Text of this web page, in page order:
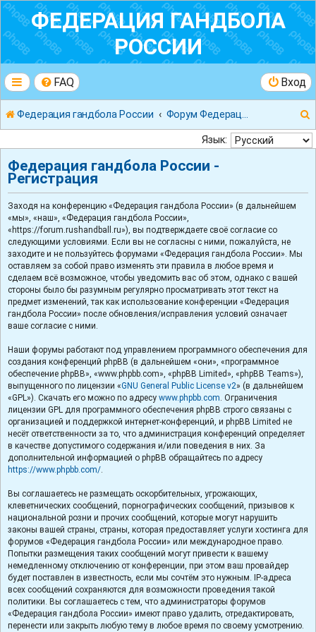
ФЕДЕРАЦИЯ ГАНДБОЛА
РОССИИ
FAQ Вход
Федерация гандбола России
Язык:
Федерация гандбола России -
Регистрация
Заходя на конференцию «Федерация гандбола России» (в дальнейшем
«мы», «наш», «Федерация гандбола России»,
«https://forum.rushandball.ru»), вы подтверждаете своё согласие со
следующими условиями. Если вы не согласны с ними, пожалуйста, не
заходите и не пользуйтесь форумами «Федерация гандбола России». Мы
оставляем за собой право изменять эти правила в любое время и
сделаем всё возможное, чтобы уведомить вас об этом, однако с вашей
стороны было бы разумным регулярно просматривать этот текст на
предмет изменений, так как использование конференции «Федерация
гандбола России» после обновления/исправления условий означает
ваше согласие с ними.
Наши форумы работают под управлением программного обеспечения для
создания конференций phpBB (в дальнейшем «они», «программное
обеспечение phpBB», «www.phpbb.com», «phpBB Limited», «phpBB Teams»),
выпущенного по лицензии «GNU General Public License v2» (в дальнейшем
«GPL»). Скачать его можно по адресу www.phpbb.com. Ограничения
лицензии GPL для программного обеспечения phpBB строго связаны с
организацией и поддержкой интернет-конференций, и phpBB Limited не
несёт ответственности за то, что администрация конференций определяет
в качестве допустимого содержания и/или поведения в них. За
дополнительной информацией о phpBB обращайтесь по адресу
https://www.phpbb.com/.
Вы соглашаетесь не размещать оскорбительных, угрожающих,
клеветнических сообщений, порнографических сообщений, призывов к
национальной розни и прочих сообщений, которые могут нарушить
законы вашей страны, страны, которая предоставляет услуги хостинга для
форумов «Федерация гандбола России» или международное право.
Попытки размещения таких сообщений могут привести к вашему
немедленному отключению от конференции, при этом ваш провайдер
будет поставлен в известность, если мы сочтём это нужным. IP-адреса
всех сообщений сохраняются для возможности проведения такой
политики. Вы соглашаетесь с тем, что администраторы форумов
«Федерация гандбола России» имеют право удалить, отредактировать,
перенести или закрыть любую тему в любое время по своему усмотрению.